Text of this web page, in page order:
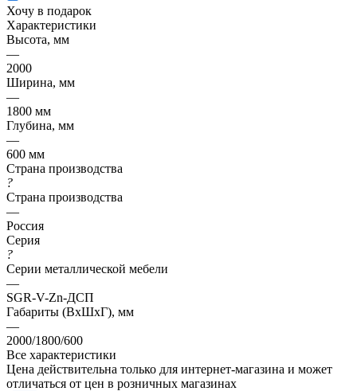
Хочу в подарок
Характеристики
Высота, мм
—
2000
Ширина, мм
—
1800 мм
Глубина, мм
—
600 мм
Страна производства
?
Страна производства
—
Россия
Серия
?
Серии металлической мебели
—
SGR-V-Zn-ДСП
Габариты (ВхШхГ), мм
—
2000/1800/600
Все характеристики
Цена действительна только для интернет-магазина и может
отличаться от цен в розничных магазинах